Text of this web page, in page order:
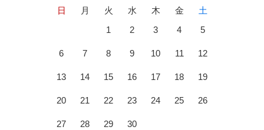
日 月 火 水 木 金
土
1
2 3 4 5
6 7 8 9 10 11 12
13 14 15 16 17 18 19
20 21 22 23 24 25 26
27 28 29 30